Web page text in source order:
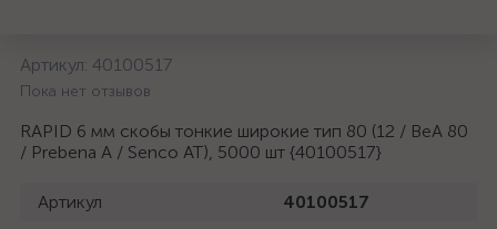
Артикул: 40100517
Пока нет отзывов
RAPID 6 мм скобы тонкие широкие тип 80 (12 / ВеА 80
/ Prebena A / Senco AT), 5000 шт {40100517}
Артикул
40100517